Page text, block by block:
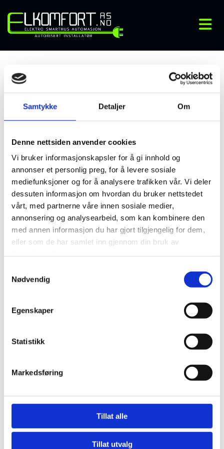
Samtykke Detaljer Om
Denne nettsiden anvender cookies
Vi bruker informasjonskapsler for å gi innhold og
annonser et personlig preg, for å levere sosiale
mediefunksjoner og for å analysere trafikken vår. Vi deler
dessuten informasjon om hvordan du bruker nettstedet
vårt, med partnerne våre innen sosiale medier,
annonsering og analysearbeid, som kan kombinere den
med annen informasjon du har gjort tilgjengelig for dem,
eller som de har samlet inn gjennom din bruk av
Nødvendig
Egenskaper
Statistikk
Markedsføring
Tillat alle
Tillat utvalg
07/10/2024
Vi har satt opp flere ladestasjoner for borettslag og
bedrifter, inkludert et prosjekt for Sørli garasjelag hvor vi
installerte ladestasjoner for beboerne. Våre ladestasjoner
kan leveres med strømovervåking for å redusere
effekttoppene og dermed strømutgiftene.
POSTADRESSE
1903 Gan